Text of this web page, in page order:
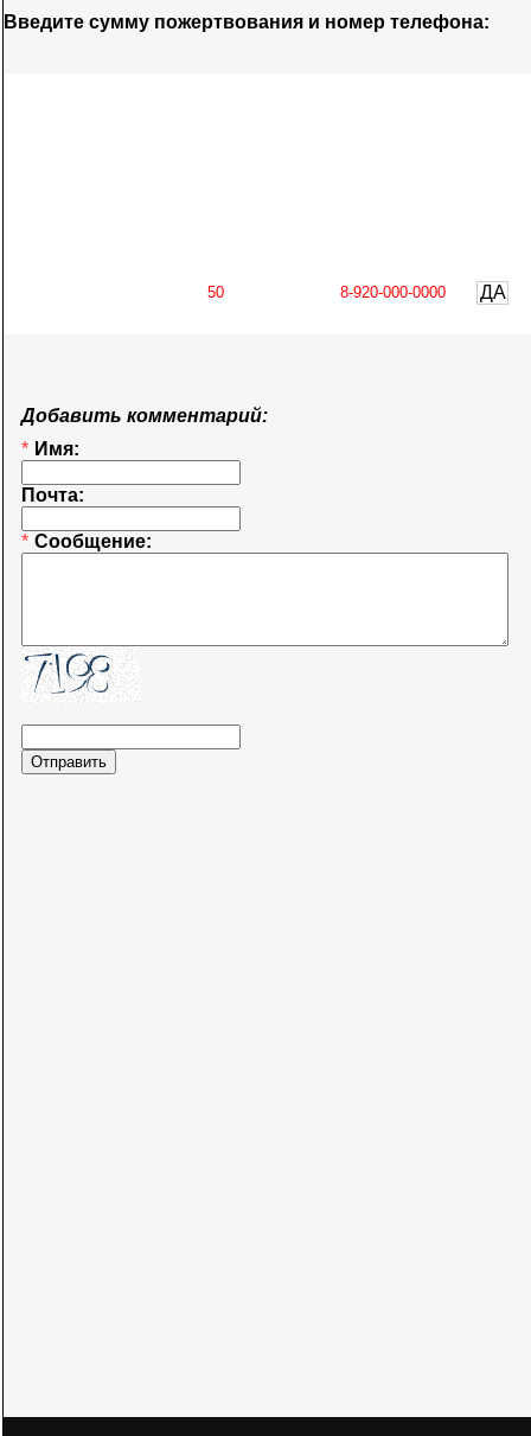
Введите сумму пожертвования и номер телефона:
ДА
Добавить комментарий:
* Имя:
Почта:
* Сообщение: